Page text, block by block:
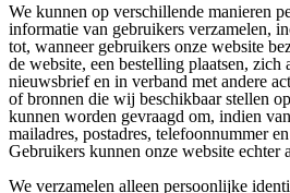
We kunnen op verschillende manieren
informatie van gebruikers verzamelen,
tot, wanneer gebruikers onze website
de website, een bestelling plaatsen, zich
nieuwsbrief en in verband met andere
of bronnen die wij beschikbaar stellen
kunnen worden gevraagd om, indien
mailadres, postadres, telefoonnummer
Gebruikers kunnen onze website echter
We verzamelen alleen persoonlijke